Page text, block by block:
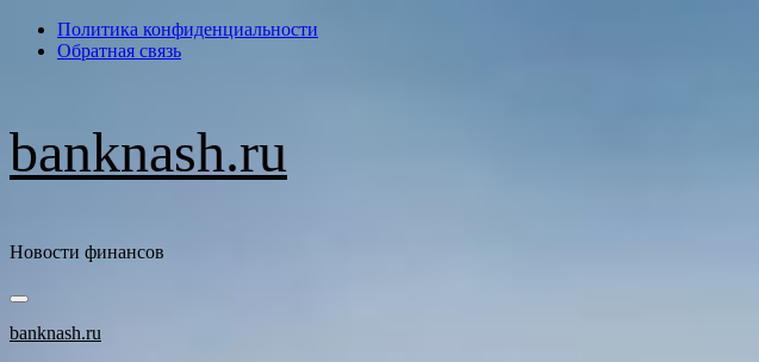
ПерейтиПолитика конфиденциальности
Обратная связь
banknash.ru
Новости финансов
Основное
меню
banknash.ru